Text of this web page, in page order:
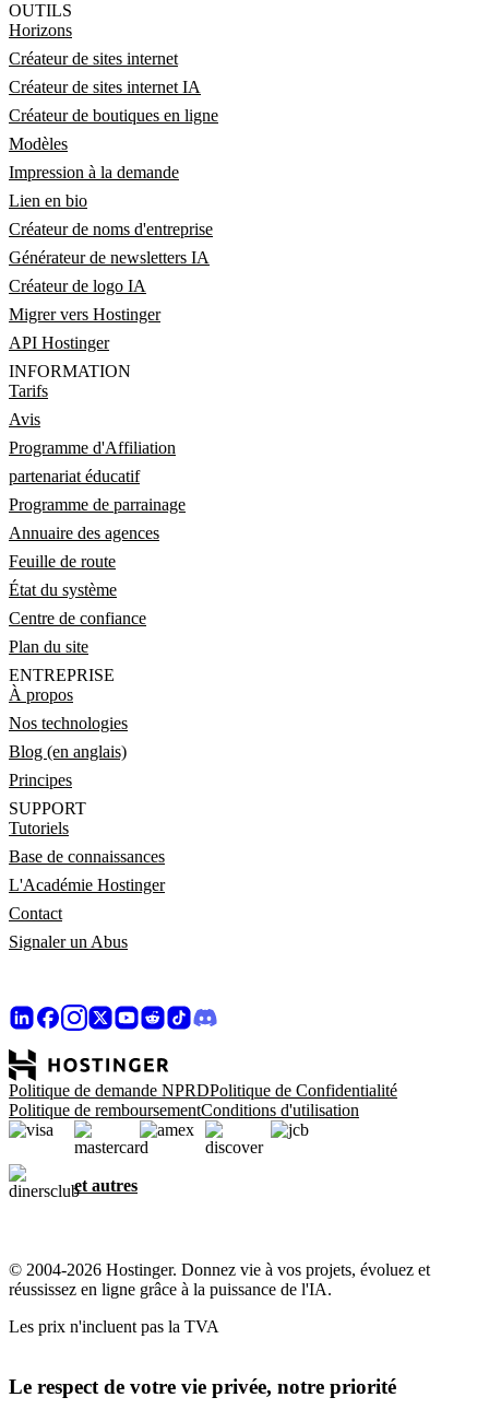
OUTILS
Horizons
Créateur de sites internet
Créateur de sites internet IA
Créateur de boutiques en ligne
Modèles
Impression à la demande
Lien en bio
Créateur de noms d'entreprise
Générateur de newsletters IA
Créateur de logo IA
Migrer vers Hostinger
API Hostinger
INFORMATION
Tarifs
Avis
Programme d'Affiliation
partenariat éducatif
Programme de parrainage
Annuaire des agences
Feuille de route
État du système
Centre de confiance
Plan du site
ENTREPRISE
À propos
Nos technologies
Blog (en anglais)
Principes
SUPPORT
Tutoriels
Base de connaissances
L'Académie Hostinger
Contact
Signaler un Abus
Politique de demande NPRDPolitique de Confidentialité
Politique de remboursementConditions d'utilisation
et autres
© 2004-2026 Hostinger. Donnez vie à vos projets, évoluez et
réussissez en ligne grâce à la puissance de l'IA.
Les prix n'incluent pas la TVA
Le respect de votre vie privée, notre priorité